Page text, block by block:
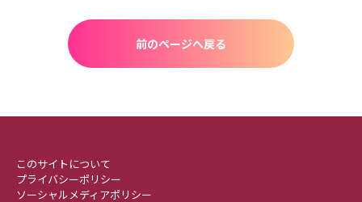
前のページへ戻る
このサイトについて
プライバシーポリシー
ソーシャルメディアポリシー